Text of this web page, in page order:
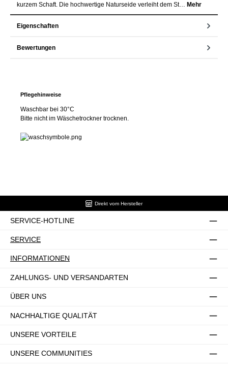
kurzem Schaft. Die hochwertige Naturseide verleiht dem St… Mehr
Eigenschaften
Bewertungen
Pflegehinweise
Waschbar bei 30°C
Bitte nicht im Wäschetrockner trocknen.
Direkt vom Hersteller
SERVICE-HOTLINE
SERVICE
INFORMATIONEN
ZAHLUNGS- UND VERSANDARTEN
ÜBER UNS
NACHHALTIGE QUALITÄT
UNSERE VORTEILE
UNSERE COMMUNITIES